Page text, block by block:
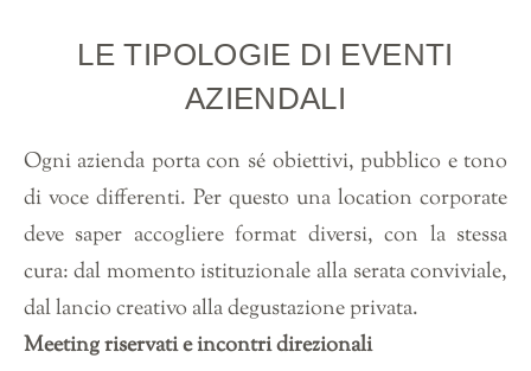
LE TIPOLOGIE DI EVENTI
AZIENDALI
Ogni azienda porta con sé obiettivi, pubblico e tono
di voce differenti. Per questo una location corporate
deve saper accogliere format diversi, con la stessa
cura: dal momento istituzionale alla serata conviviale,
dal lancio creativo alla degustazione privata.
Meeting riservati e incontri direzionali